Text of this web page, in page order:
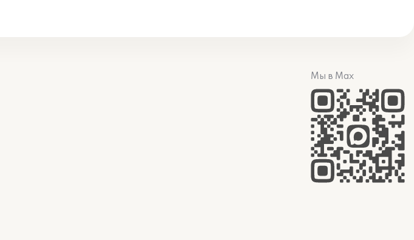
Мы в Max